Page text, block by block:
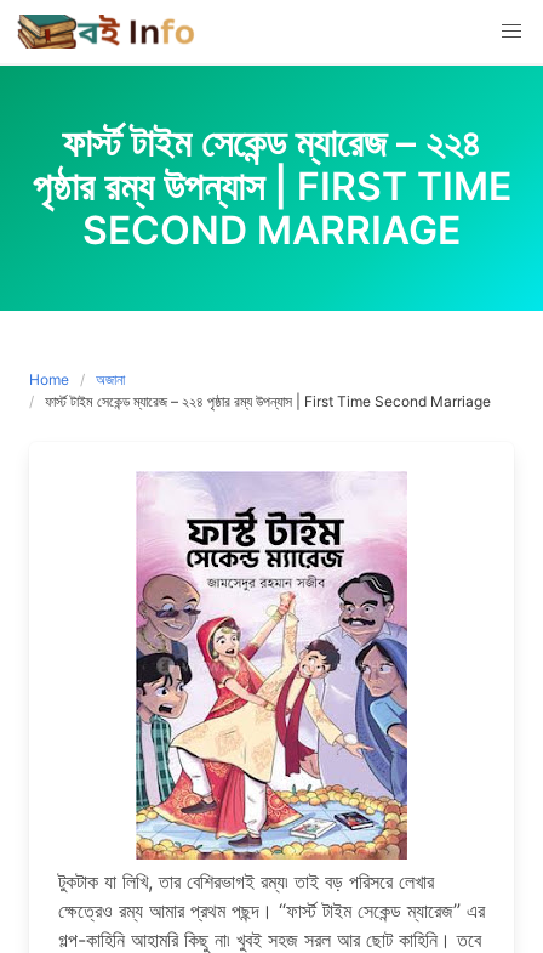
Skip
to
content
ফার্স্ট টাইম সেকেন্ড ম্যারেজ – ২২৪
পৃষ্ঠার রম্য উপন্যাস | FIRST TIME
SECOND MARRIAGE
Home
অজানা
ফার্স্ট টাইম সেকেন্ড ম্যারেজ – ২২৪ পৃষ্ঠার রম্য উপন্যাস | First Time Second Marriage
টুকটাক যা লিখি, তার বেশিরভাগই রম্য৷ তাই বড় পরিসরে লেখার
ক্ষেত্রেও রম্য আমার প্রথম পছন্দ। “ফার্স্ট টাইম সেকেন্ড ম্যারেজ” এর
গল্প-কাহিনি আহামরি কিছু না৷ খুবই সহজ সরল আর ছোট কাহিনি। তবে